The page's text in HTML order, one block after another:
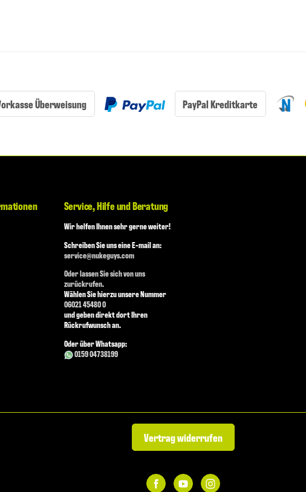
Überweisung PayPal Kreditkarte
Service, Hilfe und Beratung
Wir helfen Ihnen sehr gerne weiter!
Schreiben Sie uns eine E-mail an:
service@nukeguys.com
Oder lassen Sie sich von uns
zurückrufen.
Wählen Sie hierzu unsere Nummer
06021 45480 0
und geben direkt dort Ihren
Rückrufwunsch an.
Oder über Whatsapp:
0159 04738199
Vertrag widerrufen